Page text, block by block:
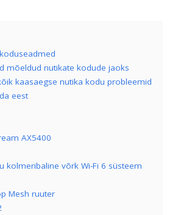
mõeldud nutikate kodude jaoks
kaasaegse nutika kodu probleemid
eest
AX5400
kolmeribaline võrk Wi-Fi 6 süsteem
Mesh ruuter